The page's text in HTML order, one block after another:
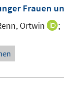
Frauen
Ortwin
I
u
;